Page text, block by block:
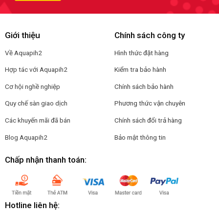
Giới thiệu
Về Aquapih2
Hợp tác với Aquapih2
Cơ hội nghề nghiệp
Quy chế sàn giao dịch
Các khuyến mãi đã bán
Blog Aquapih2
Chính sách công ty
Hình thức đặt hàng
Kiểm tra bảo hành
Chính sách bảo hành
Phương thức vận chuyên
Chính sách đổi trả hàng
Bảo mật thông tin
Chấp nhận thanh toán:
Hotline liên hệ: